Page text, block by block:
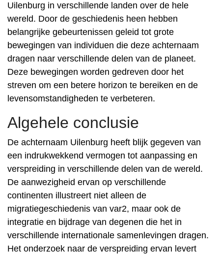
Uilenburg in verschillende landen over de hele
wereld. Door de geschiedenis heen hebben
belangrijke gebeurtenissen geleid tot grote
bewegingen van individuen die deze achternaam
dragen naar verschillende delen van de planeet.
Deze bewegingen worden gedreven door het
streven om een ​​betere horizon te bereiken en de
levensomstandigheden te verbeteren.
Algehele conclusie
De achternaam Uilenburg heeft blijk gegeven van
een indrukwekkend vermogen tot aanpassing en
verspreiding in verschillende delen van de wereld.
De aanwezigheid ervan op verschillende
continenten illustreert niet alleen de
migratiegeschiedenis van var2, maar ook de
integratie en bijdrage van degenen die het in
verschillende internationale samenlevingen dragen.
Het onderzoek naar de verspreiding ervan levert